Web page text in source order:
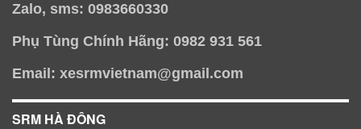
Zalo, sms: 0983660330
Phụ Tùng Chính Hãng: 0982 931 561
Email: xesrmvietnam@gmail.com
SRM HÀ ĐÔNG